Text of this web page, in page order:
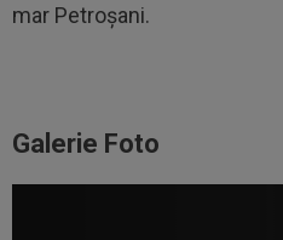
Petroșani.
Galerie Foto